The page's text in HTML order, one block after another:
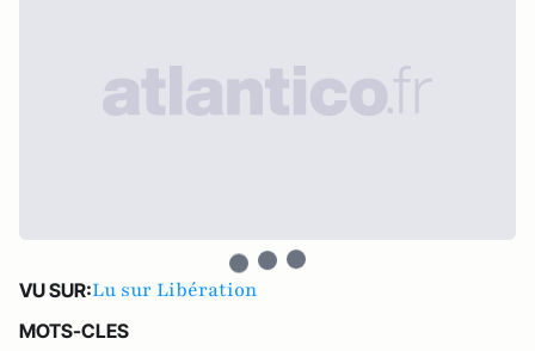
VU SUR:Lu sur Libération
MOTS-CLES